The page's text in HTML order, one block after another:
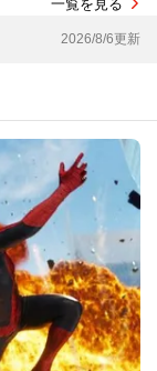
一覧を見る
2026/8/6更新